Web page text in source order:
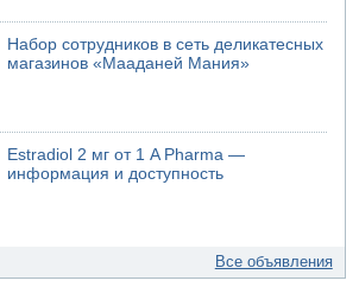
Набор сотрудников в сеть деликатесных
магазинов «Мааданей Мания»
Estradiol 2 мг от 1 A Pharma —
информация и доступность
Все объявления